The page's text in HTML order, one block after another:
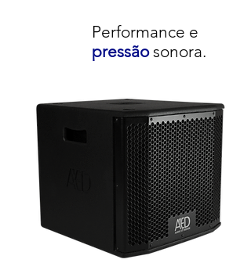
Performance e
pressãosonora.